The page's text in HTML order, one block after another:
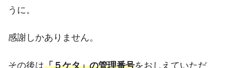
うに。
感謝しかありません。
その後は「５ケタ」の管理番号をおしえていただ